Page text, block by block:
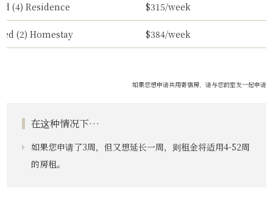
(4) Residence $315/week
(2) Homestay $384/week
如果您想申请共用寄宿房，请与您的室友一起申请
在这种情况下…
如果您申请了3周，但又想延长一周，则租金将适用4-52周
的房租。